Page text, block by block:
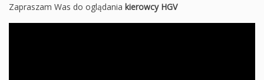
Zapraszam Was do oglądania kierowcy HGV